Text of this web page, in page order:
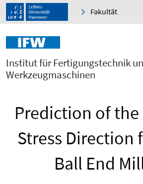
Fakultät
Institut für Fertigungstechnik
Werkzeugmaschinen
Prediction of
Stress Direction
Ball End